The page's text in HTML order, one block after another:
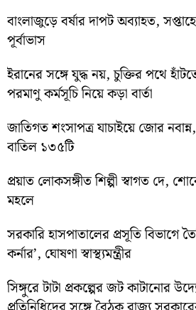
বাংলাজুড়ে বর্ষার দাপট অব্যাহত,
পূর্বাভাস
ইরানের সঙ্গে যুদ্ধ নয়, চুক্তির পথে
পরমাণু কর্মসূচি নিয়ে কড়া বার্তা
জাতিগত শংসাপত্র যাচাইয়ে জোর
বাতিল ১৩৫টি
প্রয়াত লোকসঙ্গীত শিল্পী স্বাগত দে,
মহলে
সরকারি হাসপাতালের প্রসূতি বিভাগে
কর্নার’, ঘোষণা স্বাস্থ্যমন্ত্রীর
সিঙ্গুরে টাটা প্রকল্পের জট কাটানোর